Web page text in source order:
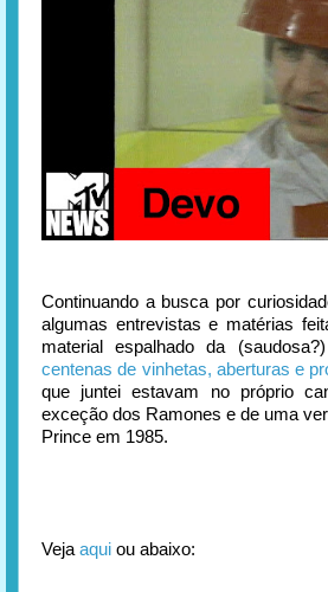
Continuando a busca por
algumas entrevistas e matérias
material espalhado da
centenas de vinhetas, aberturas e
que juntei estavam no próprio
exceção dos Ramones e de uma
Prince em 1985.
Veja aqui ou abaixo: